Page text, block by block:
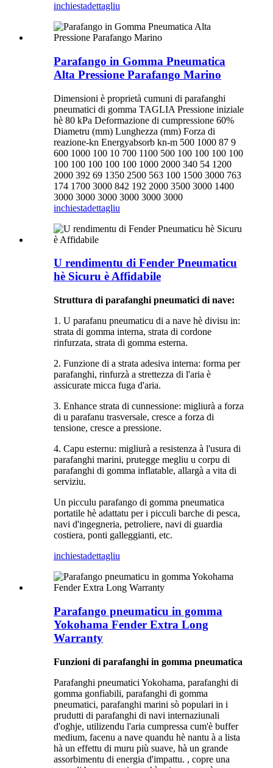
inchiestadettagliu
Parafango in Gomma Pneumatica
Alta Pressione Parafango Marino
Dimensioni è proprietà cumuni di parafanghi
pneumatici di gomma TAGLIA Pressione iniziale
hè 80 kPa Deformazione di cumpressione 60%
Diametru (mm) Lunghezza (mm) Forza di
reazione-kn Energyabsorb kn-m 500 1000 87 9
600 1000 100 10 700 1100 500 100 100 100 100
100 100 100 100 100 1000 2000 340 54 1200
2000 392 69 1350 2500 563 100 1500 3000 763
174 1700 3000 842 192 2000 3500 3000 1400
3000 3000 3000 3000 3000 3000
inchiestadettagliu
U rendimentu di Fender Pneumaticu
hè Sicuru è Affidabile
Struttura di parafanghi pneumatici di nave:
1. U parafanu pneumaticu di a nave hè divisu in:
strata di gomma interna, strata di cordone
rinfurzata, strata di gomma esterna.
2. Funzione di a strata adesiva interna: forma per
parafanghi, rinfurzà a strettezza di l'aria è
assicurate micca fuga d'aria.
3. Enhance strata di cunnessione: migliurà a forza
di u parafanu trasversale, cresce a forza di
tensione, cresce a pressione.
4. Capu esternu: migliurà a resistenza à l'usura di
parafanghi marini, prutegge megliu u corpu di
parafanghi di gomma inflatable, allargà a vita di
serviziu.
Un picculu parafango di gomma pneumatica
portatile hè adattatu per i picculi barche di pesca,
navi d'ingegneria, petroliere, navi di guardia
costiera, ponti galleggianti, etc.
inchiestadettagliu
Parafango pneumaticu in gomma
Yokohama Fender Extra Long
Warranty
Funzioni di parafanghi in gomma pneumatica
Parafanghi pneumatici Yokohama, parafanghi di
gomma gonfiabili, parafanghi di gomma
pneumatici, parafanghi marini sò populari in i
prudutti di parafanghi di navi internaziunali
d'oghje, utilizendu l'aria cumpressa cum'è buffer
medium, facenu a nave quandu hè nantu à a lista
hà un effettu di muru più suave, hà un grande
assorbimentu di energia d'impattu. , copre una